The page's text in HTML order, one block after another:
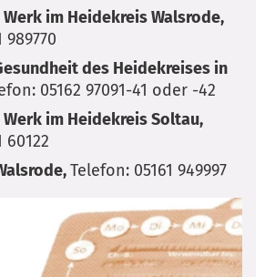
im Heidekreis Walsrode,
989770
des Heidekreises in
05162 97091-41 oder -42
im Heidekreis Soltau,
60122
Telefon: 05161 949997